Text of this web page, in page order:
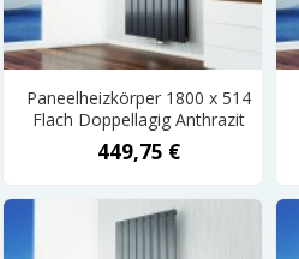
Paneelheizkörper 1800 x 514
Flach Doppellagig Anthrazit
449,75 €